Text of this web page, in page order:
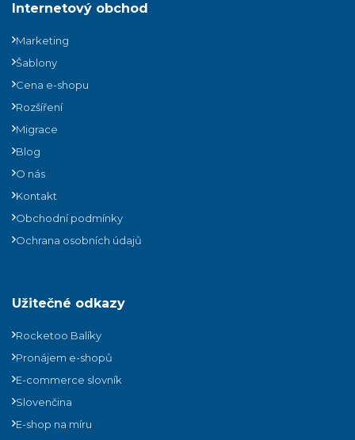
Internetový obchod
Marketing
Šablony
Cena e-shopu
Rozšíření
Migrace
Blog
O nás
Kontakt
Obchodní podmínky
Ochrana osobních údajů
Užitečné odkazy
Rocketoo Balíky
Pronájem e-shopů
E-commerce slovník
Slovenčina
E-shop na míru